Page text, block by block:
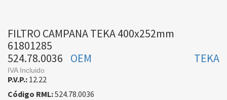
FILTRO CAMPANA TEKA 400x252mm
61801285
524.78.0036
TEKA
OEM
IVA Incluido
P.V.P.: 12.22
Código RML:524.78.0036